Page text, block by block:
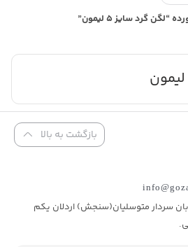
گرد سایز 5 لیمون”
بازگشت به بالا
سردار متوسلیان(سنجش) اردلان یکم